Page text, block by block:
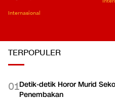
Internasional
TERPOPULER
01Detik-detik Horor Murid
Penembakan